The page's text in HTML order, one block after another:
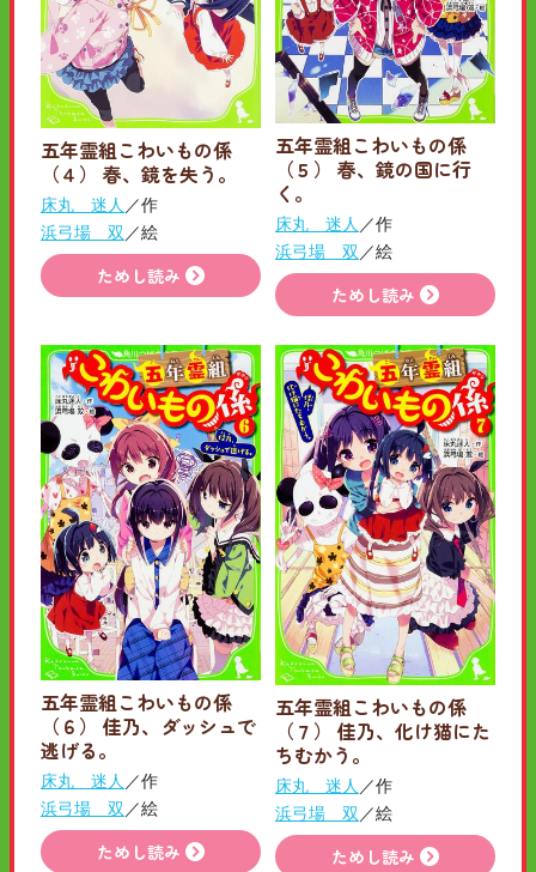
五年霊組こわいもの係
（４） 春、鏡を失う。
床丸 迷人 ／作
浜弓場 双 ／絵
ためし読み
五年霊組こわいもの係
（５） 春、鏡の国に行
く。
床丸 迷人 ／作
浜弓場 双 ／絵
ためし読み
五年霊組こわいもの係
（６） 佳乃、ダッシュで
逃げる。
床丸 迷人 ／作
浜弓場 双 ／絵
ためし読み
五年霊組こわいもの係
（７） 佳乃、化け猫にた
ちむかう。
床丸 迷人 ／作
浜弓場 双 ／絵
ためし読み